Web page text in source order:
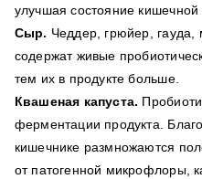
улучшая состояние
Сыр. Чеддер, грюйер,
содержат живые
тем их в продукте больше.
Квашеная капуста.
ферментации продукта.
кишечнике размножаются
от патогенной микрофлоры,